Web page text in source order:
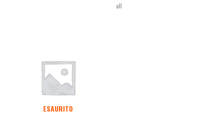
all
ESAURITO